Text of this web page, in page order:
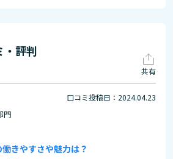
・評判
共有
口コミ投稿日：2024.04.23
門
きやすさや魅力は？